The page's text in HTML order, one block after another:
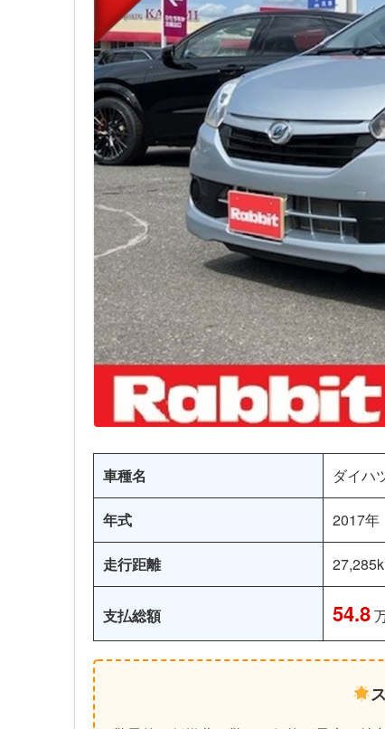
車種名 ダイ
年式 2017年
走行距離
支払総額 54.8